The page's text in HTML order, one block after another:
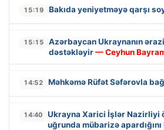
15:19 Bakıda yeniyetməyə qarşı
15:15
Azərbaycan Ukraynanın
dəstəkləyir— Ceyhun
14:52 Məhkəmə Rüfət Səfərovla
14:40
Ukrayna Xarici İşlər Nazirliyi
uğrunda mübarizə